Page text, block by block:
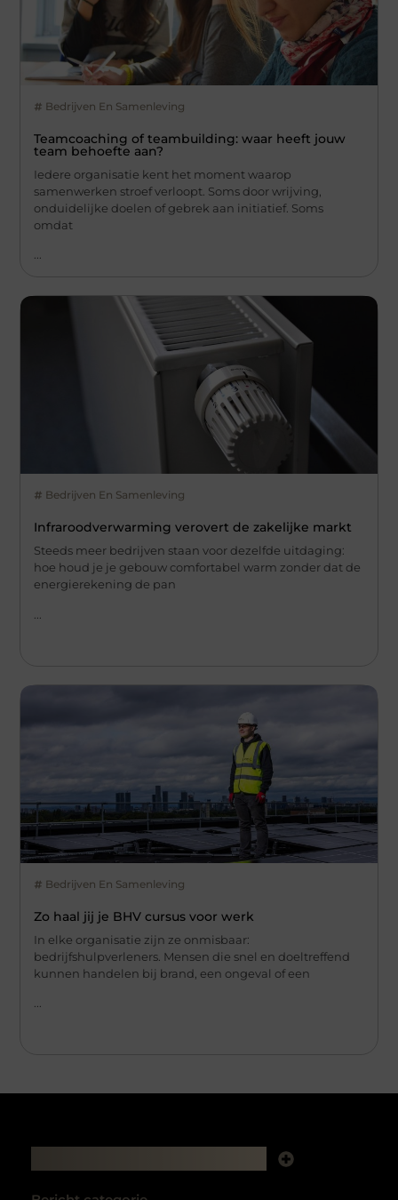
Bedrijven En Samenleving
Teamcoaching of teambuilding: waar heeft jouw
team behoefte aan?
Iedere organisatie kent het moment waarop
samenwerken stroef verloopt. Soms door wrijving,
onduidelijke doelen of gebrek aan initiatief. Soms
omdat
...
Bedrijven En Samenleving
Infraroodverwarming verovert de zakelijke markt
Steeds meer bedrijven staan voor dezelfde uitdaging:
hoe houd je je gebouw comfortabel warm zonder dat de
energierekening de pan
Bedrijven En Samenleving
Zo haal jij je BHV cursus voor werk
In elke organisatie zijn ze onmisbaar:
bedrijfshulpverleners. Mensen die snel en doeltreffend
kunnen handelen bij brand, een ongeval of een